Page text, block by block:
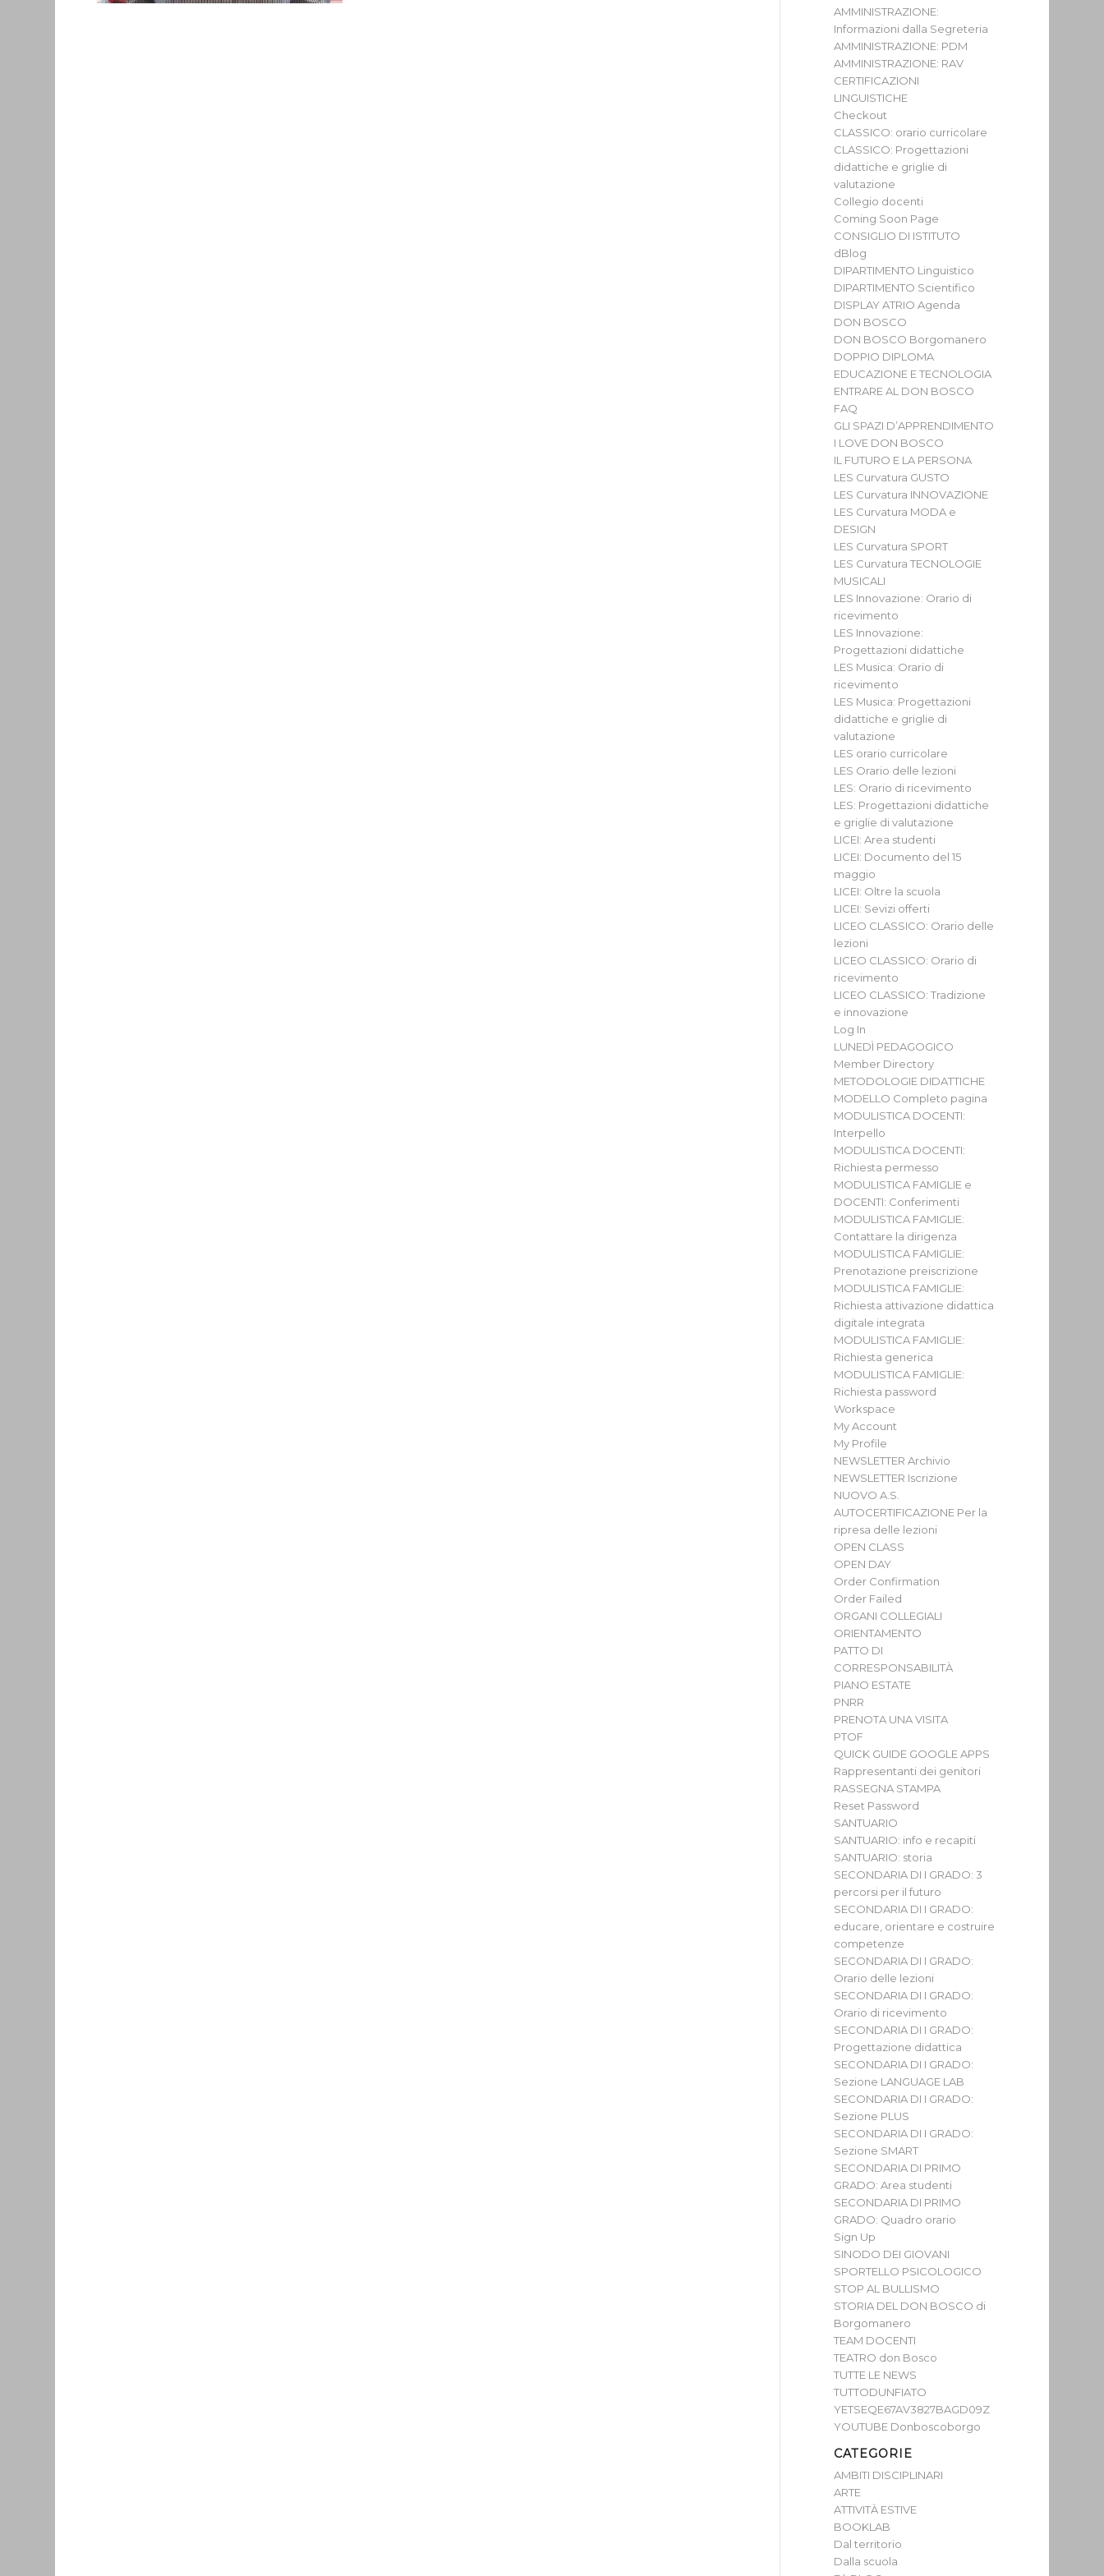
AMMINISTRAZIONE:
Informazioni dalla Segreteria
AMMINISTRAZIONE: PDM
AMMINISTRAZIONE: RAV
CERTIFICAZIONI
LINGUISTICHE
Checkout
CLASSICO: orario curricolare
CLASSICO: Progettazioni
didattiche e griglie di
valutazione
Collegio docenti
Coming Soon Page
CONSIGLIO DI ISTITUTO
dBlog
DIPARTIMENTO Linguistico
DIPARTIMENTO Scientifico
DISPLAY ATRIO Agenda
DON BOSCO
DON BOSCO Borgomanero
DOPPIO DIPLOMA
EDUCAZIONE E TECNOLOGIA
ENTRARE AL DON BOSCO
FAQ
GLI SPAZI D’APPRENDIMENTO
I LOVE DON BOSCO
IL FUTURO E LA PERSONA
LES Curvatura GUSTO
LES Curvatura INNOVAZIONE
LES Curvatura MODA e
DESIGN
LES Curvatura SPORT
LES Curvatura TECNOLOGIE
MUSICALI
LES Innovazione: Orario di
ricevimento
LES Innovazione:
Progettazioni didattiche
LES Musica: Orario di
ricevimento
LES Musica: Progettazioni
didattiche e griglie di
valutazione
LES orario curricolare
LES Orario delle lezioni
LES: Orario di ricevimento
LES: Progettazioni didattiche
e griglie di valutazione
LICEI: Area studenti
LICEI: Documento del 15
maggio
LICEI: Oltre la scuola
LICEI: Sevizi offerti
LICEO CLASSICO: Orario delle
lezioni
LICEO CLASSICO: Orario di
ricevimento
LICEO CLASSICO: Tradizione
e innovazione
Log In
LUNEDÌ PEDAGOGICO
Member Directory
METODOLOGIE DIDATTICHE
MODELLO Completo pagina
MODULISTICA DOCENTI:
Interpello
MODULISTICA DOCENTI:
Richiesta permesso
MODULISTICA FAMIGLIE e
DOCENTI: Conferimenti
MODULISTICA FAMIGLIE:
Contattare la dirigenza
MODULISTICA FAMIGLIE:
Prenotazione preiscrizione
MODULISTICA FAMIGLIE:
Richiesta attivazione didattica
digitale integrata
MODULISTICA FAMIGLIE:
Richiesta generica
MODULISTICA FAMIGLIE:
Richiesta password
Workspace
My Account
My Profile
NEWSLETTER Archivio
NEWSLETTER Iscrizione
NUOVO A.S.
AUTOCERTIFICAZIONE Per la
ripresa delle lezioni
OPEN CLASS
OPEN DAY
Order Confirmation
Order Failed
ORGANI COLLEGIALI
ORIENTAMENTO
PATTO DI
CORRESPONSABILITÀ
PIANO ESTATE
PNRR
PRENOTA UNA VISITA
PTOF
QUICK GUIDE GOOGLE APPS
Rappresentanti dei genitori
RASSEGNA STAMPA
Reset Password
SANTUARIO
SANTUARIO: info e recapiti
SANTUARIO: storia
SECONDARIA DI I GRADO: 3
percorsi per il futuro
SECONDARIA DI I GRADO:
educare, orientare e costruire
competenze
SECONDARIA DI I GRADO:
Orario delle lezioni
SECONDARIA DI I GRADO:
Orario di ricevimento
SECONDARIA DI I GRADO:
Progettazione didattica
SECONDARIA DI I GRADO:
Sezione LANGUAGE LAB
SECONDARIA DI I GRADO:
Sezione PLUS
SECONDARIA DI I GRADO:
Sezione SMART
SECONDARIA DI PRIMO
GRADO: Area studenti
SECONDARIA DI PRIMO
GRADO: Quadro orario
Sign Up
SINODO DEI GIOVANI
SPORTELLO PSICOLOGICO
STOP AL BULLISMO
STORIA DEL DON BOSCO di
Borgomanero
TEAM DOCENTI
TEATRO don Bosco
TUTTE LE NEWS
TUTTODUNFIATO
YETSEQE67AV3827BAGD09Z
YOUTUBE Donboscoborgo
CATEGORIE
AMBITI DISCIPLINARI
ARTE
ATTIVITÀ ESTIVE
BOOKLAB
Dal territorio
Dalla scuola